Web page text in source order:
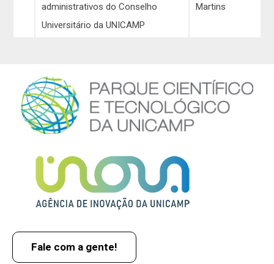
administrativos do Conselho
Universitário da UNICAMP
Martins
Fale com a gente!